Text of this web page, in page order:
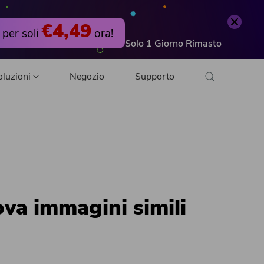
soli €4,49 ora!
Solo 1 Giorno Rimasto
gratuito
Negozio Supporto
immagini simili